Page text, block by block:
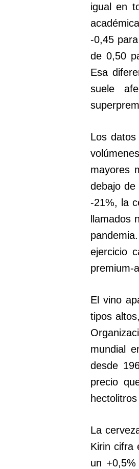
igual en
-0,45
de 0,50
Esa
suele
Los
mayores
debajo
-21%, la
llamados
ejercicio
premium-
El vino
tipos
mundial
desde
precio
La
Kirin cifra
un